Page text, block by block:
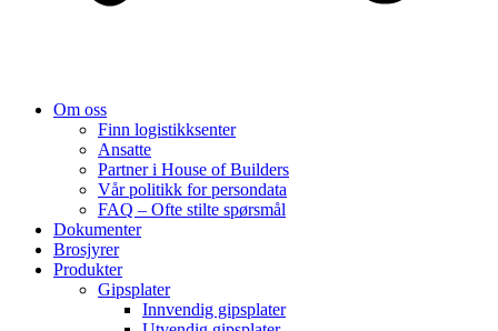
Om oss
Finn logistikksenter
Ansatte
Partner i House of Builders
Vår politikk for persondata
FAQ – Ofte stilte spørsmål
Dokumenter
Brosjyrer
Produkter
Gipsplater
Innvendig gipsplater